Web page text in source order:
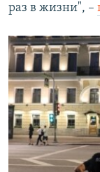
раз в жизни", –